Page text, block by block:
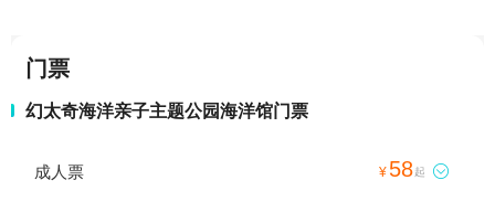
门票
幻太奇海洋亲子主题公园海洋馆门票
成人票 ¥ 58起 